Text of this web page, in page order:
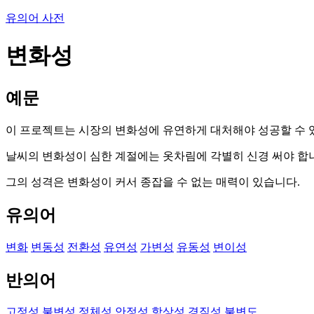
유의어 사전
변화성
예문
이 프로젝트는 시장의 변화성에 유연하게 대처해야 성공할 수
날씨의 변화성이 심한 계절에는 옷차림에 각별히 신경 써야 합
그의 성격은 변화성이 커서 종잡을 수 없는 매력이 있습니다.
유의어
변화 변동성 전환성 유연성 가변성 유동성 변이성
반의어